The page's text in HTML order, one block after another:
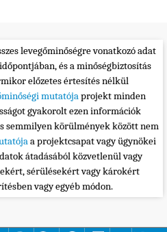
levegőminőségre vonatkozó adat
és a minőségbiztosítás
előzetes értesítés nélkül
mutatójaprojekt minden
gyakorolt ezen információk
semmilyen körülmények között nem
a projektcsapat vagy ügynökei
átadásából közvetlenül vagy
sérülésekért vagy károkért
vagy egyéb módon.